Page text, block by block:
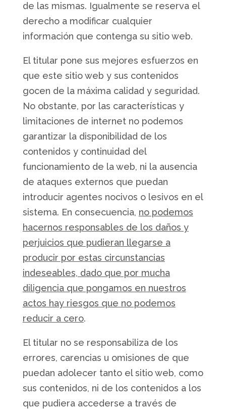
de las mismas. Igualmente se reserva el
derecho a modificar cualquier
información que contenga su sitio web.
El titular pone sus mejores esfuerzos en
que este sitio web y sus contenidos
gocen de la máxima calidad y seguridad.
No obstante, por las características y
limitaciones de internet no podemos
garantizar la disponibilidad de los
contenidos y continuidad del
funcionamiento de la web, ni la ausencia
de ataques externos que puedan
introducir agentes nocivos o lesivos en el
sistema. En consecuencia, no podemos
hacernos responsables de los daños y
perjuicios que pudieran llegarse a
producir por estas circunstancias
indeseables, dado que por mucha
diligencia que pongamos en nuestros
actos hay riesgos que no podemos
reducir a cero.
El titular no se responsabiliza de los
errores, carencias u omisiones de que
puedan adolecer tanto el sitio web, como
sus contenidos, ni de los contenidos a los
que pudiera accederse a través de